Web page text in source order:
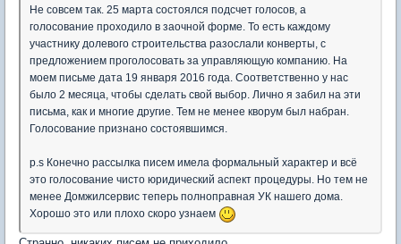
Не совсем так. 25 марта состоялся подсчет голосов, а
голосование проходило в заочной форме. То есть каждому
участнику долевого строительства разослали конверты, с
предложением проголосовать за управляющую компанию. На
моем письме дата 19 января 2016 года. Соответственно у нас
было 2 месяца, чтобы сделать свой выбор. Лично я забил на эти
письма, как и многие другие. Тем не менее кворум был набран.
Голосование признано состоявшимся.
p.s Конечно рассылка писем имела формальный характер и всё
это голосование чисто юридический аспект процедуры. Но тем не
менее Домжилсервис теперь полноправная УК нашего дома.
Хорошо это или плохо скоро узнаем